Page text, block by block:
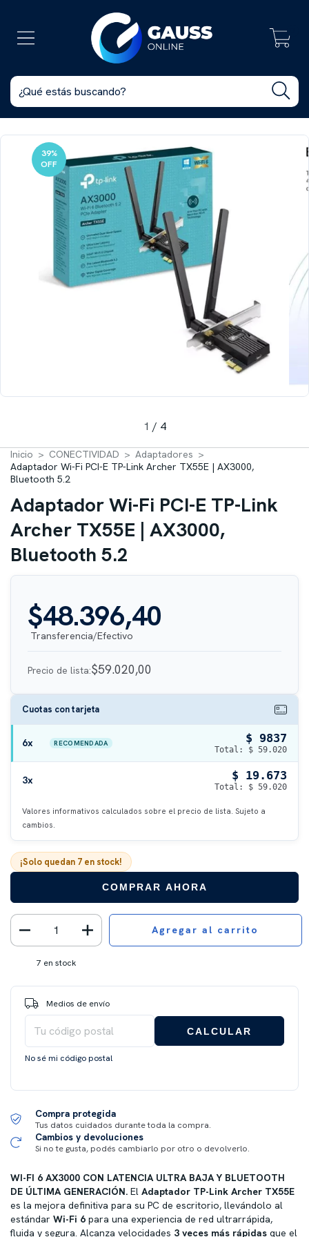
39%
OFF
1 / 4
Inicio > CONECTIVIDAD > Adaptadores >
Adaptador Wi-Fi PCI-E TP-Link Archer TX55E | AX3000,
Bluetooth 5.2
Adaptador Wi-Fi PCI-E TP-Link
Archer TX55E | AX3000,
Bluetooth 5.2
$48.396,40
Precio de lista:$59.020,00
Cuotas con tarjeta
6x RECOMENDADA $ 9837
Total: $ 59.020
3x $ 19.673
Total: $ 59.020
Valores informativos calculados sobre el precio de lista. Sujeto a
cambios.
¡Solo quedan 7en stock!
COMPRAR AHORA
7 en stock
Entregas para el CP:
Medios de envío
CALCULAR
No sé mi código postal
Compra protegida
Tus datos cuidados durante toda la compra.
Cambios y devoluciones
Si no te gusta, podés cambiarlo por otro o devolverlo.
WI-FI 6 AX3000 CON LATENCIA ULTRA BAJA Y BLUETOOTH
DE ÚLTIMA GENERACIÓN. El Adaptador TP-Link Archer TX55E
es la mejora definitiva para su PC de escritorio, llevándolo al
estándar Wi-Fi 6 para una experiencia de red ultrarrápida,
fluida y segura. Alcanza velocidades 3 veces más rápidas que el